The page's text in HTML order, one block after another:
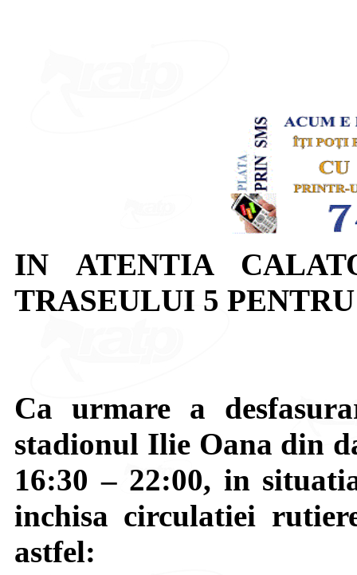
IN ATENTIA
TRASEULUI 5
Ca urmare a
stadionul Ilie Oana din
16:30 – 22:00, in
inchisa circulatiei
astfel: